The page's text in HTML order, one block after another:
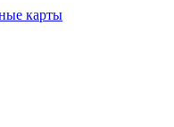
карты